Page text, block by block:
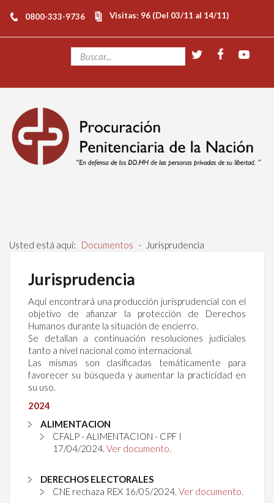
0800-333-9736 Visitas: 96 (Del 03/11 al 14/11)
Usted está aquí: Documentos - Jurisprudencia
Jurisprudencia
Aquí encontrará una producción jurisprudencial con el
objetivo de afianzar la protección de Derechos
Humanos durante la situación de encierro.
Se detallan a continuación resoluciones judiciales
tanto a nivel nacional como internacional.
Las mismas son clasificadas temáticamente para
favorecer su búsqueda y aumentar la practicidad en
su uso.
2024
ALIMENTACION
CFALP - ALIMENTACION - CPF I
17/04/2024. Ver documento.
DERECHOS ELECTORALES
CNE rechaza REX 16/05/2024. Ver documento.